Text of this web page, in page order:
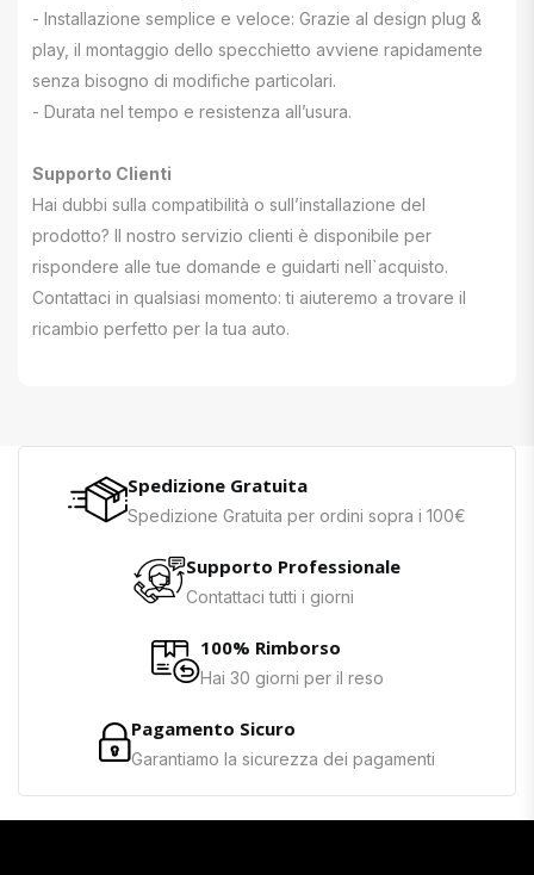
- Installazione semplice e veloce: Grazie al design plug &
play, il montaggio dello specchietto avviene rapidamente
senza bisogno di modifiche particolari.
- Durata nel tempo e resistenza all’usura.
Supporto Clienti
Hai dubbi sulla compatibilità o sull’installazione del
prodotto? Il nostro servizio clienti è disponibile per
rispondere alle tue domande e guidarti nell`acquisto.
Contattaci in qualsiasi momento: ti aiuteremo a trovare il
ricambio perfetto per la tua auto.
Spedizione Gratuita
Spedizione Gratuita per ordini sopra i 100€
Supporto Professionale
Contattaci tutti i giorni
100% Rimborso
Hai 30 giorni per il reso
Pagamento Sicuro
Garantiamo la sicurezza dei pagamenti